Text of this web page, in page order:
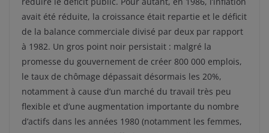
avait été réduite, la croissance était repartie et le déficit
de la balance commerciale divisé par deux par rapport
à 1982. Un gros point noir persistait : malgré la
promesse du gouvernement de créer 800 000 emplois,
le taux de chômage dépassait désormais les 20%,
notamment à cause d’un marché du travail très peu
flexible et d’une augmentation importante du nombre
d’actifs dans les années 1980 (notamment les femmes,